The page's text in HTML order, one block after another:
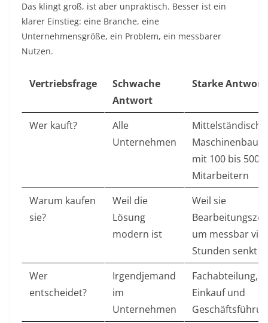
Das klingt groß, ist aber unpraktisch. Besser ist ein
klarer Einstieg: eine Branche, eine
Unternehmensgröße, ein Problem, ein messbarer
Nutzen.
Vertriebsfrage
Schwache
Antwort
Starke Antwort
Wer kauft?
Alle
Unternehmen
Mittelständische
Maschinenbauer
mit 100 bis 500
Mitarbeitern
Warum kaufen
sie?
Weil die
Lösung
modern ist
Weil sie
Bearbeitungszeit
um messbar
Stunden senkt
Wer
entscheidet?
Irgendjemand
im
Unternehmen
Fachabteilung,
Einkauf und